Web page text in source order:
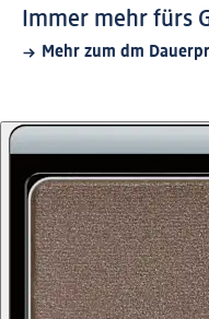
Immer mehr fürs
Mehr zum dm